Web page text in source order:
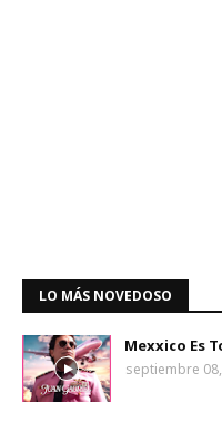
LO MÁS NOVEDOSO
Mexxico Es
septiembre